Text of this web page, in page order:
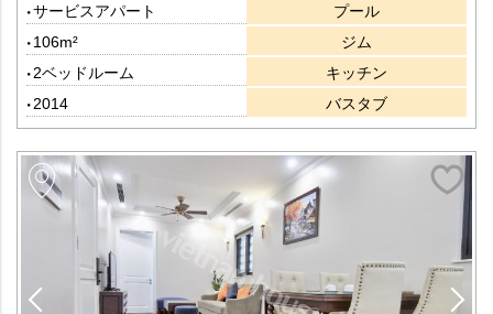
サービスアパート
106m²
2ベッドルーム
2014
プール
ジム
キッチン
バスタブ